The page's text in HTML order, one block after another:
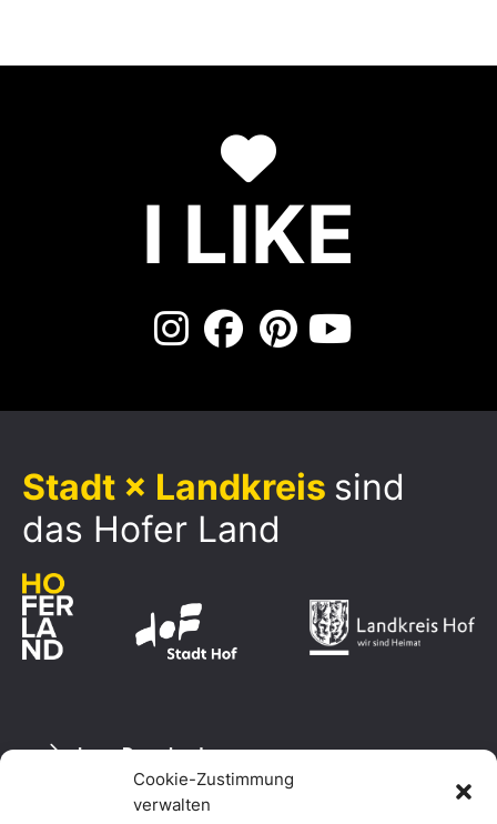
Cookie-Zustimmung
verwalten
I LIKE
Stadt × Landkreis sind
das Hofer Land
Logo Download